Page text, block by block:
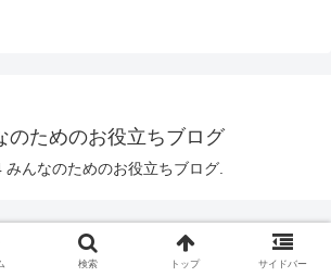
のためのお役立ちブログ
んなのためのお役立ちブログ.
検索 トップ サイドバー